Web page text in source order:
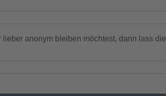
anonym bleiben möchtest, dann lass die